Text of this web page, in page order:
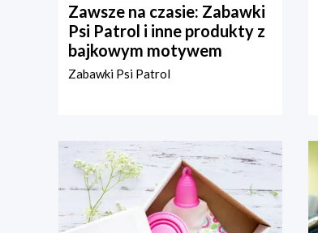
Zawsze na czasie: Zabawki
Psi Patrol i inne produkty z
bajkowym motywem
Zabawki Psi Patrol